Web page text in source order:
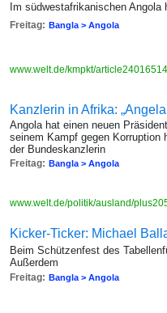
Im südwestafrikanischen
Freitag: Bangla > Angola
www.welt.de/kmpkt/
Kanzlerin in Afrika:
Angola hat einen neuen
seinem Kampf gegen
der Bundeskanzlerin
Freitag: Bangla > Angola
www.welt.de/politik/ausland/
Kicker-Ticker: Michael
Beim Schützenfest des
Außerdem
Freitag: Bangla > Angola